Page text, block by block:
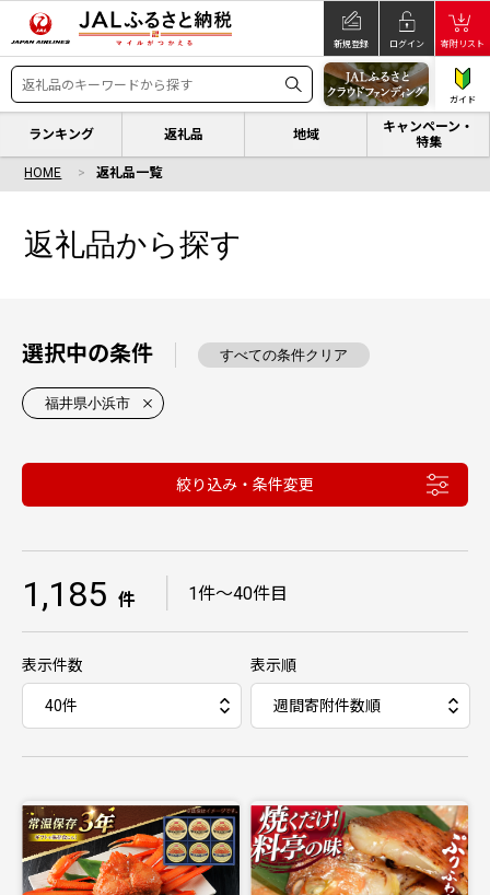
新規登録 ログイン 寄附リスト
ガイド
ランキング 返礼品 地域
キャンペーン・
特集
HOME 返礼品一覧
返礼品から探す
選択中の条件 すべての条件クリア
福井県小浜市
絞り込み・条件変更
1,185 件 1件〜40件目
表示件数 表示順